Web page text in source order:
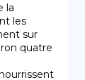
la
les
sur
quatre